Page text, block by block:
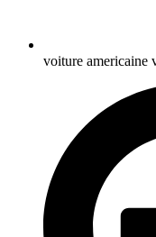
voiture americaine